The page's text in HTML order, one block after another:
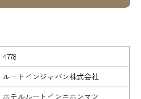
4778
ルートインジャパン株式会社
ホテルルートインニホンマツ